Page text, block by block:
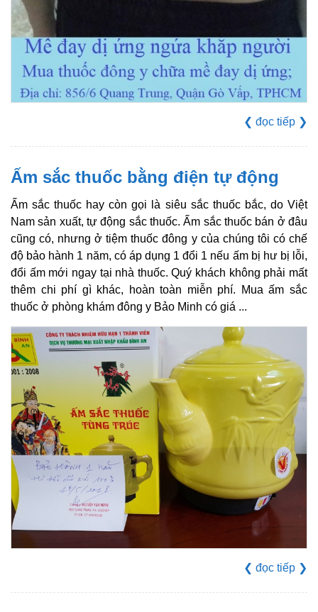
❮ đọc tiếp ❯
Ấm sắc thuốc bằng điện tự động
Ấm sắc thuốc hay còn gọi là siêu sắc thuốc bắc, do Việt
Nam sản xuất, tự động sắc thuốc. Ấm sắc thuốc bán ở đâu
cũng có, nhưng ở tiệm thuốc đông y của chúng tôi có chế
độ bảo hành 1 năm, có áp dụng 1 đổi 1 nếu ấm bị hư bị lỗi,
đổi ấm mới ngay tại nhà thuốc. Quý khách không phải mất
thêm chi phí gì khác, hoàn toàn miễn phí. Mua ấm sắc
thuốc ở phòng khám đông y Bảo Minh có giá ...
❮ đọc tiếp ❯